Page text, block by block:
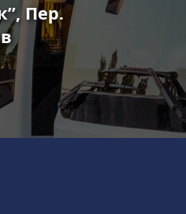
Пер.